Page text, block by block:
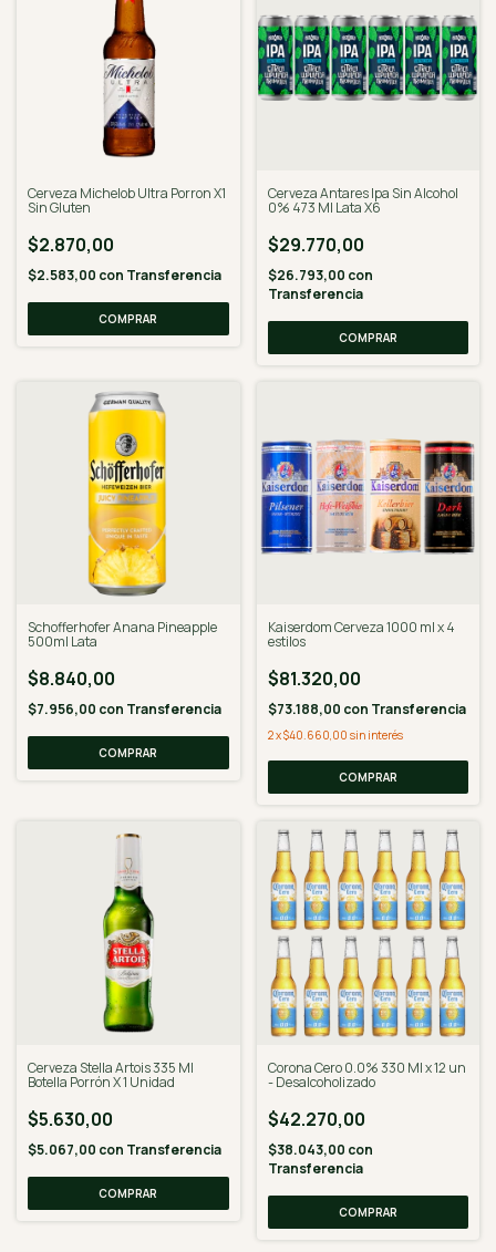
Cerveza Michelob Ultra Porron X1
Sin Gluten
$2.870,00
$2.583,00 con Transferencia
Cerveza Antares Ipa Sin Alcohol
0% 473 Ml Lata X6
$29.770,00
$26.793,00 con
Transferencia
Schofferhofer Anana Pineapple
500ml Lata
$8.840,00
$7.956,00 con Transferencia
Kaiserdom Cerveza 1000 ml x 4
estilos
$81.320,00
$73.188,00 con Transferencia
2x$40.660,00 sin interés
Cerveza Stella Artois 335 Ml
Botella Porrón X 1 Unidad
$5.630,00
$5.067,00 con Transferencia
Corona Cero 0.0% 330 Ml x 12 un
- Desalcoholizado
$42.270,00
$38.043,00 con
Transferencia